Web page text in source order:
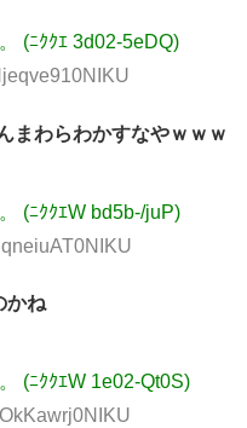
(ﾆｸｸｴ 3d02-5eDQ)
まわらわかすなやｗｗｗ
(ﾆｸｸｴW bd5b-/juP)
かね
(ﾆｸｸｴW 1e02-Qt0S)